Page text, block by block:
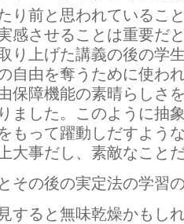
り前と思われているこ
感させることは重要だ
り上げた講義の後の学
自由を奪うために使わ
保障機能の素晴らしさ
ました。このように抽
もって躍動しだすよう
大事だし、素敵なこと
その後の実定法の学習
見すると無味乾燥かもし